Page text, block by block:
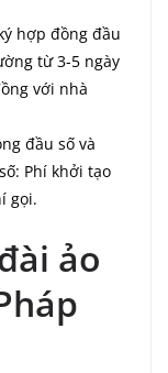
hợp đồng đầu
từ 3-5 ngày
với nhà
đầu số và
Phí khởi tạo
gọi.
ảo